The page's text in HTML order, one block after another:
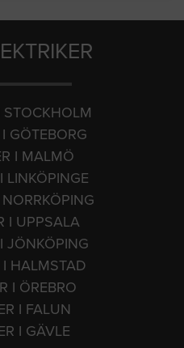
STOCKHOLM
GÖTEBORG
I MALMÖ
LINKÖPINGE
NORRKÖPING
I UPPSALA
JÖNKÖPING
I HALMSTAD
I ÖREBRO
I FALUN
I GÄVLE